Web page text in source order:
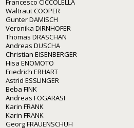
Francesco CICCOLELLA
Waltraut COOPER
Gunter DAMISCH
Veronika DIRNHOFER
Thomas DRASCHAN
Andreas DUSCHA
Christian EISENBERGER
Hisa ENOMOTO
Friedrich ERHART
Astrid ESSLINGER
Beba FINK
Andreas FOGARASI
Karin FRANK
Karin FRANK
Georg FRAUENSCHUH